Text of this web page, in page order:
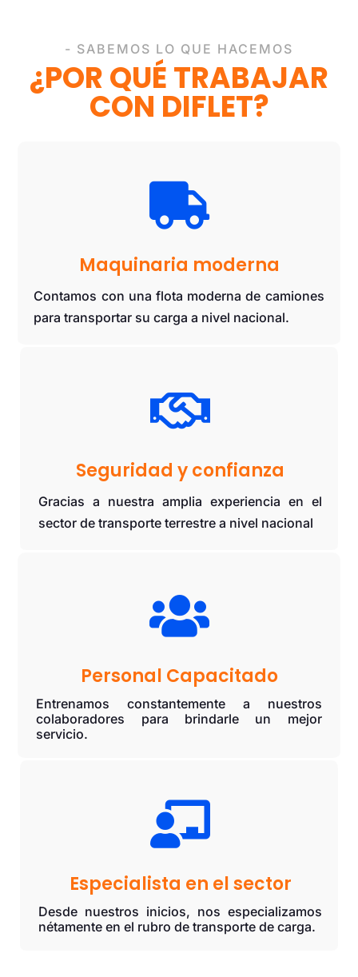
- SABEMOS LO QUE HACEMOS
¿POR QUÉ TRABAJAR
CON DIFLET?

Maquinaria moderna
Contamos con una flota moderna de camiones
para transportar su carga a nivel nacional.

Seguridad y confianza
Gracias a nuestra amplia experiencia en el
sector de transporte terrestre a nivel nacional

Personal Capacitado
Entrenamos constantemente a nuestros
colaboradores para brindarle un mejor
servicio.

Especialista en el sector
Desde nuestros inicios, nos especializamos
nétamente en el rubro de transporte de carga.